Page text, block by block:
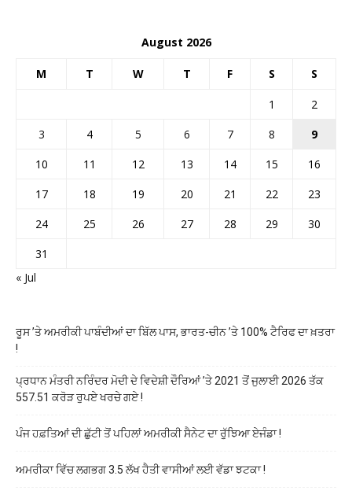
August 2026
M T W T F S S
1
2
3
4 5 6 7 8
9
10
11 12 13 14 15
16
17
18 19 20 21 22
23
24
25 26 27 28 29
30
31
« Jul
ਰੂਸ ’ਤੇ ਅਮਰੀਕੀ ਪਾਬੰਦੀਆਂ ਦਾ ਬਿੱਲ ਪਾਸ, ਭਾਰਤ-ਚੀਨ ’ਤੇ 100% ਟੈਰਿਫ ਦਾ ਖ਼ਤਰਾ
!
ਪ੍ਰਧਾਨ ਮੰਤਰੀ ਨਰਿੰਦਰ ਮੋਦੀ ਦੇ ਵਿਦੇਸ਼ੀ ਦੌਰਿਆਂ ’ਤੇ 2021 ਤੋਂ ਜੁਲਾਈ 2026 ਤੱਕ
557.51 ਕਰੋੜ ਰੁਪਏ ਖਰਚੇ ਗਏ !
ਪੰਜ ਹਫ਼ਤਿਆਂ ਦੀ ਛੁੱਟੀ ਤੋਂ ਪਹਿਲਾਂ ਅਮਰੀਕੀ ਸੈਨੇਟ ਦਾ ਰੁੱਝਿਆ ਏਜੰਡਾ !
ਅਮਰੀਕਾ ਵਿੱਚ ਲਗਭਗ 3.5 ਲੱਖ ਹੈਤੀ ਵਾਸੀਆਂ ਲਈ ਵੱਡਾ ਝਟਕਾ !